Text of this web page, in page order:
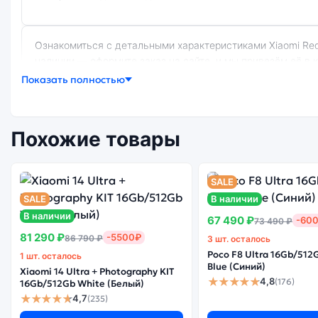
Ознакомиться с детальными характеристиками Xiaomi Redmi Note 8 (Восст.) 6Gb/64Gb White (Белый) можно ниже, в разделе «Характеристики». Если выбранной конфигурации нет в
наличии — оформите заказ на сайте, и мы привезём её в
аккумулятор
Процессор
Существует китайская и глобальная версия смартфона Xiaomi Redmi Note 8 (Восст.) 6Gb/64Gb White (Белый). Мы рекомендуем выбирать глобальной версию — она полностью
адаптирована и поддерживает все сервисы. Китайская
Показать полностью
Похожие товары
SALE
В наличии
81 290 ₽86 790 ₽ -5500₽
1 шт. осталось
Xiaomi 14 Ultra + Photography KIT
16Gb/512Gb White (Белый)
★★★★★4,7(235)
SALE
В наличии
67 490 ₽73 490 ₽ -
3 шт. осталось
Poco F8 Ultra 16Gb/
Blue (Синий)
★★★★★4,8(176)